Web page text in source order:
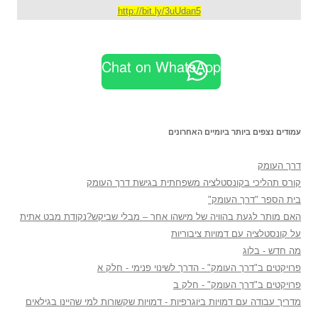
http://bit.ly/3uUdan5
Chat on WhatsApp
עמודים נצפים ביותר ביומיים האחרונים
דרך העומק
קורס תהליכי בקונסטלציה משפחתית בגישת דרך העומק
בית הספר "דרך העומק"
האם מותר לגעת בהוויה של מישהו אחר – מבלי שביקש?נקודת מבט אתית
על קונסטלציה עם דמויות ציבוריות
מה חדש - בלוג
פרויקטים ב"דרך העומק" - הדרך לשינוי פנימי - חלק א
פרויקטים ב"דרך העומק" - חלק ב
מדריך עבודה עם דמויות ביוגרפיות - דמויות שקשורות למי שהיינו בגילאים